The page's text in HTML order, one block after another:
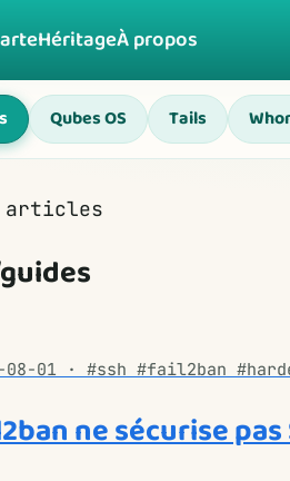
HéritageÀ propos
Qubes OS Tails
08-01 · #ssh #fail2ban
ne sécurise